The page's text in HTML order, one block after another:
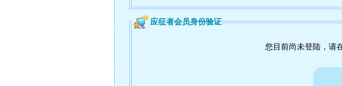
应征者会员身份验证
您目前尚未登陆，请